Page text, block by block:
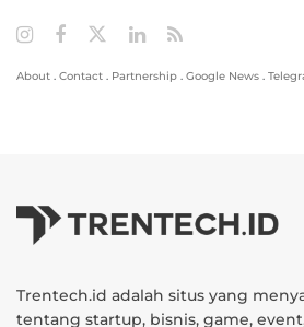
About . Contact . Partnership . Google News .
Trentech.id adalah situs yang
tentang startup, bisnis, game,